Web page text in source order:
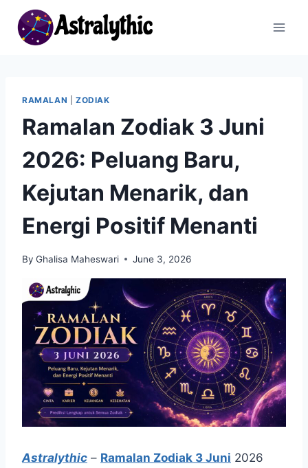
content
RAMALAN ZODIAK
Ramalan Zodiak 3 Juni
2026: Peluang Baru,
Kejutan Menarik, dan
Energi Positif Menanti
By Ghalisa Maheswari June 3, 2026
Astralythic – Ramalan Zodiak 3 Juni 2026